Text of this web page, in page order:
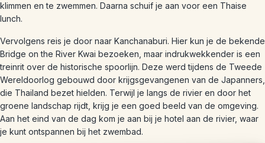
klimmen en te zwemmen. Daarna schuif je aan voor een Thaise
lunch.
Vervolgens reis je door naar Kanchanaburi. Hier kun je de bekende
Bridge on the River Kwai bezoeken, maar indrukwekkender is een
treinrit over de historische spoorlijn. Deze werd tijdens de Tweede
Wereldoorlog gebouwd door krijgsgevangenen van de Japanners,
die Thailand bezet hielden. Terwijl je langs de rivier en door het
groene landschap rijdt, krijg je een goed beeld van de omgeving.
Aan het eind van de dag kom je aan bij je hotel aan de rivier, waar
je kunt ontspannen bij het zwembad.